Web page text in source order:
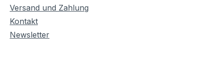
Versand und Zahlung
Kontakt
Newsletter